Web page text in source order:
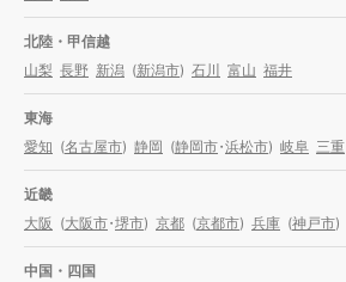
北陸・甲信越
山梨 長野 新潟 (新潟市) 石川 富山 福井
東海
愛知 (名古屋市) 静岡 (静岡市・浜松市) 岐阜 三重
近畿
大阪 (大阪市・堺市) 京都 (京都市) 兵庫 (神戸市)
中国・四国